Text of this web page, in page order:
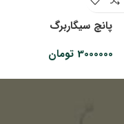
پانچ سیگاربرگ
3000000 تومان